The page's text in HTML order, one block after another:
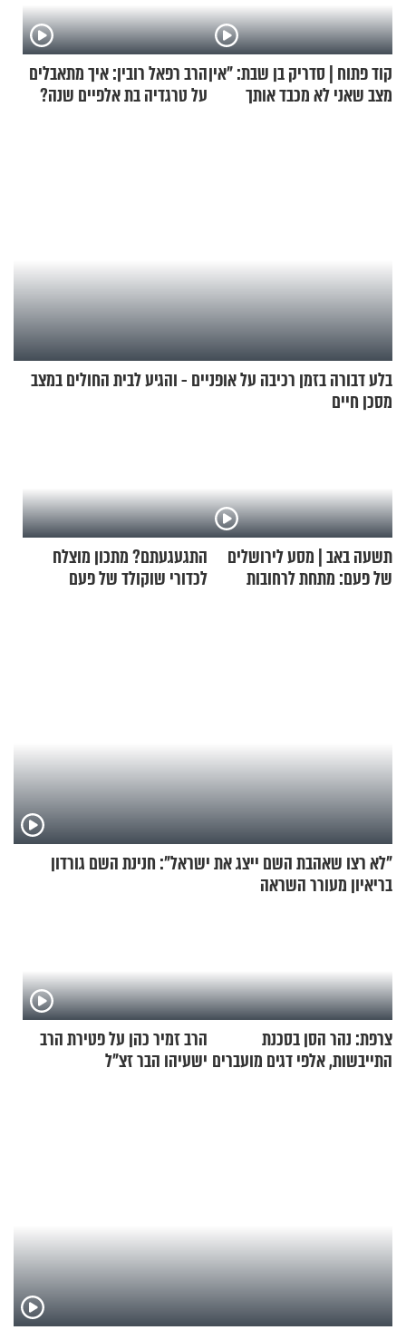
קוד פתוח | סדריק בן שבת: "אין
מצב שאני לא מכבד אותך
הרב רפאל רובין: איך מתאבלים
על טרגדיה בת אלפיים שנה?
בלע דבורה בזמן רכיבה על אופניים - והגיע לבית החולים במצב
מסכן חיים
תשעה באב | מסע לירושלים
של פעם: מתחת לרחובות
התגעגעתם? מתכון מוצלח
לכדורי שוקולד של פעם
"לא רצו שאהבת השם ייצג את ישראל": חנינת השם גורדון
בריאיון מעורר השראה
צרפת: נהר הסן בסכנת
התייבשות, אלפי דגים מועברים
הרב זמיר כהן על פטירת הרב
ישעיהו הבר זצ"ל